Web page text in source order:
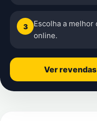
3
Escolha a melhor
online.
Ver